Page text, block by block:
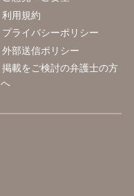
利用規約
プライバシーポリシー
外部送信ポリシー
掲載をご検討の弁護士の方
へ